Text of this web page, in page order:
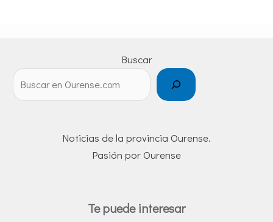
Buscar
Noticias de la provincia Ourense.
Pasión por Ourense
Te puede interesar